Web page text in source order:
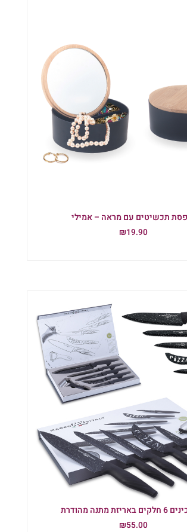
תכשיטים עם מראה – אמילי
₪19.90
מהודרת
₪55.00